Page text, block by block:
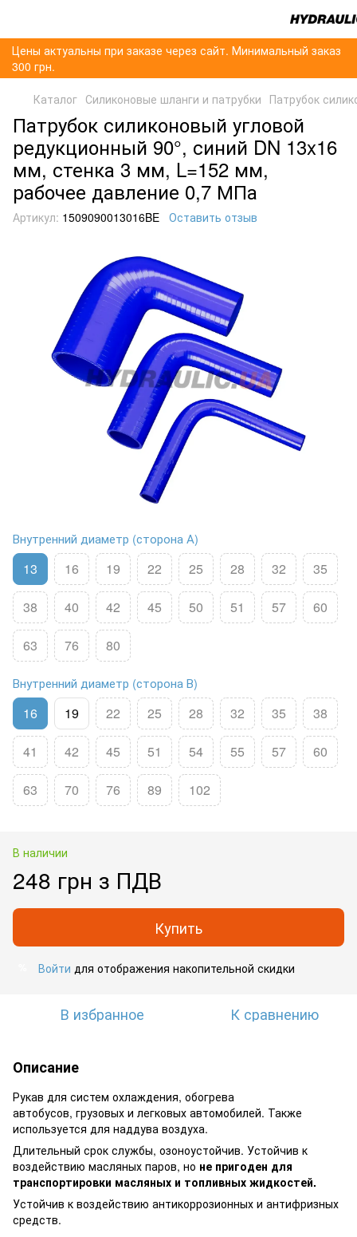
Цены актуальны при заказе через сайт. Минимальный заказ
300 грн.
Каталог Силиконовые шланги и патрубки Патрубок
Патрубок силиконовый угловой
редукционный 90°, синий DN 13x16
мм, стенка 3 мм, L=152 мм,
рабочее давление 0,7 МПа
Артикул: 1509090013016BE Оставить отзыв
Внутренний диаметр (сторона А)
13 16 19 22 25 28 32 35
38 40 42 45 50 51 57 60
63 76 80
Внутренний диаметр (сторона В)
16 19 22 25 28 32 35 38
41 42 45 51 54 55 57 60
63 70 76 89 102
В наличии
248 грн з ПДВ
Купить
Войти для отображения накопительной скидки
В избранное К сравнению
Описание
Рукав для систем охлаждения, обогрева
автобусов, грузовых и легковых автомобилей. Также
используется для наддува воздуха.
Длительный срок службы, озоноустойчив. Устойчив к
воздействию масляных паров, но не пригоден для
транспортировки масляных и топливных жидкостей.
Устойчив к воздействию антикоррозионных и антифризных
средств.